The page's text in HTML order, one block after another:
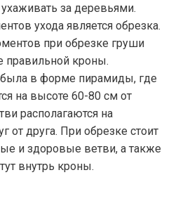
за деревьями.
ухода является обрезка.
при обрезке груши
правильной кроны.
в форме пирамиды, где
на высоте 60-80 см от
располагаются на
от друга. При обрезке стоит
и здоровые ветви, а также
внутрь кроны.